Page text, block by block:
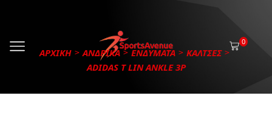
0
ΑΡΧΙΚΗ ΑΝΔΡΙΚΑ ΕΝΔΥΜΑΤΑ
ΚΑΛΤΣΕΣ
ADIDAS T LIN ANKLE 3P